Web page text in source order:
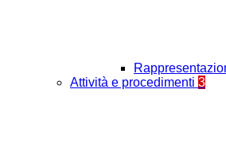
Attività e procedimenti 3